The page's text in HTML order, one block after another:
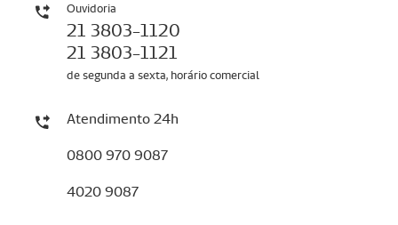
Ouvidoria
21 3803-1120
21 3803-1121
de segunda a sexta, horário comercial
Atendimento 24h
0800 970 9087
4020 9087